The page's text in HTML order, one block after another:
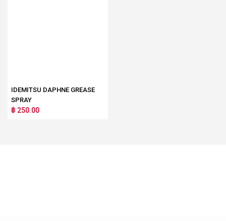
IDEMITSU DAPHNE GREASE
SPRAY
฿ 250.00